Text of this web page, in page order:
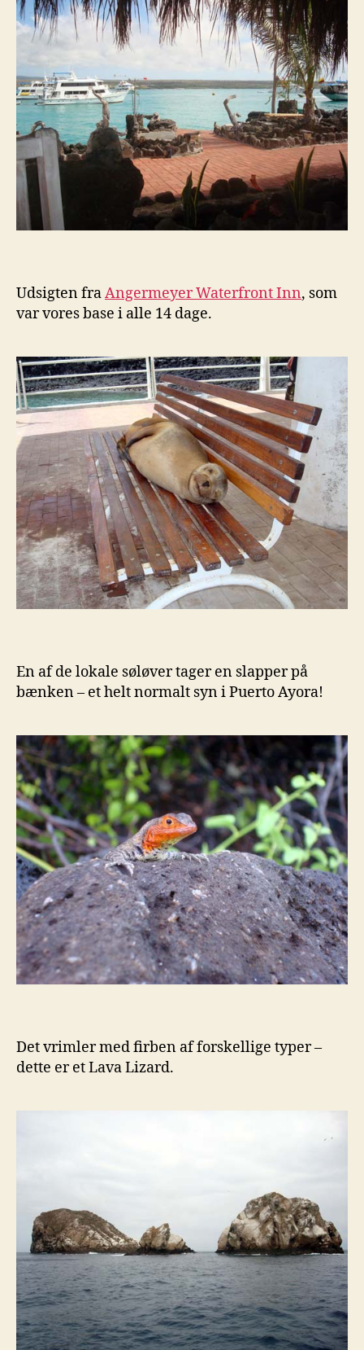
Udsigten fraAngermeyer Waterfront Inn, som
var vores base i alle 14 dage.
En af de lokale søløver tager en slapper på
bænken – et helt normalt syn i Puerto Ayora!
Det vrimler med firben af forskellige typer –
dette er et Lava Lizard.